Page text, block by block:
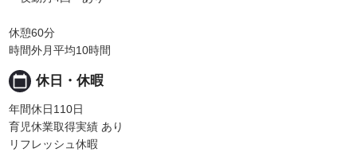
休憩60分
時間外月平均10時間
calendar_today 休日・休暇
年間休日110日
育児休業取得実績 あり
リフレッシュ休暇